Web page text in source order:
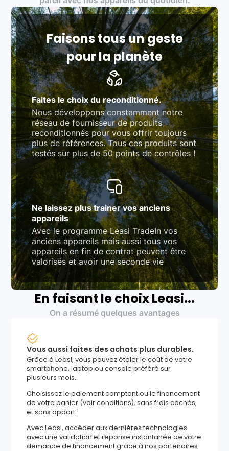
rigoureux (80 à 100 points de contrôle en
fonction des produits)
Respect des normes RAEE, RoHS, et du
référentiel QualiRepar (bonus réparation)
Faisons tous un geste
pour la planète
Faites le choix du reconditionné.
Nous développons constamment notre
réseau de fournisseur de produits
reconditionnés pour vous offrir toujours
plus de références. Tous ces produits sont
testés sur plus de 50 points de contrôles !
Ne laissez plus trainer vos anciens
appareils
Avec le programme Leasi TradeIn vos
anciens appareils mais aussi tous vos
appareils en fin de contrat peuvent être
valorisés et avoir une seconde vie
En faisant le choix Leasi...
On a résumé quelques avantages
Vous aussi faites des achats plus durables.
Grâce à Leasi, vous pouvez étaler le coût de votre
smartphone, laptop ou console préféré sur
plusieurs mois.
Choisissez le paiement comptant ou le financement
de votre panier (voir conditions), sans frais cachés,
et sans apport.
Avec Leasi, accéder aux dernières technologies
avec une validation et réponse instantanée de votre
demande de financement grâce à nos partenaires